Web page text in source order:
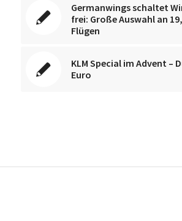
Germanwings schaltet
frei: Große Auswahl an
Flügen
KLM Special im Advent –
Euro